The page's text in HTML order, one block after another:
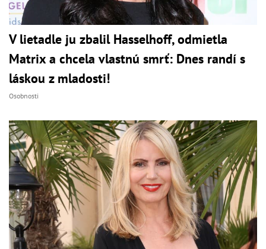
V lietadle ju zbalil Hasselhoff, odmietla
Matrix a chcela vlastnú smrť: Dnes randí s
láskou z mladosti!
Osobnosti